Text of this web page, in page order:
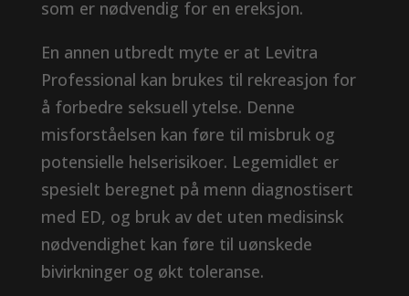
som er nødvendig for en ereksjon.
En annen utbredt myte er at Levitra
Professional kan brukes til rekreasjon for
å forbedre seksuell ytelse. Denne
misforståelsen kan føre til misbruk og
potensielle helserisikoer. Legemidlet er
spesielt beregnet på menn diagnostisert
med ED, og ​​bruk av det uten medisinsk
nødvendighet kan føre til uønskede
bivirkninger og økt toleranse.